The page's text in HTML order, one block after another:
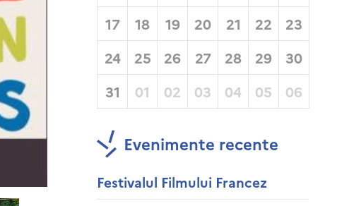
17
18 19 20 21 22
23
24
25 26 27 28 29
30
31
01 02 03 04 05 06
Evenimente recente
Festivalul Filmului Francez